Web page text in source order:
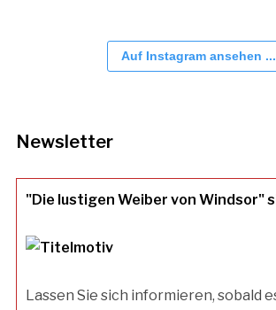
Auf Instagram ansehen ...
Newsletter
"Die lustigen Weiber von Windsor"
Lassen Sie sich informieren, sobald